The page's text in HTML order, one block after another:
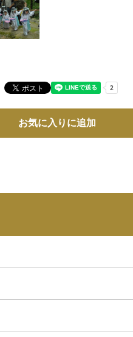
お気に入りに追加